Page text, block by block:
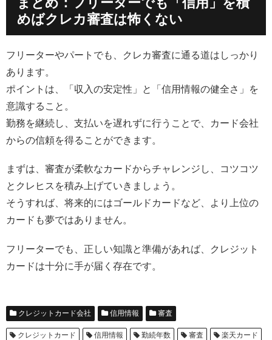
めばクレカ審査は怖くない
フリーターやパートでも、クレカ審査に通る道はしっかり
あります。
ポイントは、「収入の安定性」と「信用情報の健全さ」を
意識すること。
勤務を継続し、支払いを遅れずに行うことで、カード会社
からの信頼を得ることができます。
まずは、審査が柔軟なカードからチャレンジし、コツコツ
とクレヒスを積み上げていきましょう。
そうすれば、将来的にはゴールドカードなど、より上位の
カードも夢ではありません。
フリーターでも、正しい知識と準備があれば、クレジット
カードは十分に手が届く存在です。
クレジットカード会社 信用情報 審査
クレジットカード 信用情報 勤続年数 審査 楽天カード